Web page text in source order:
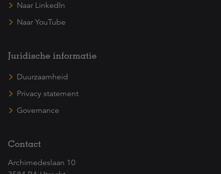
Naar LinkedIn
Naar YouTube
Juridische informatie
Duurzaamheid
Privacy statement
Governance
Contact
Archimedeslaan 10